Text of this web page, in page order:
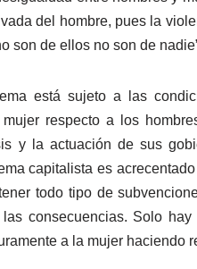
del hombre, pues la
son de ellos no son de
está sujeto a las
respecto a los
y la actuación de sus
capitalista es
todo tipo de
las consecuencias. Solo
a la mujer haciendo